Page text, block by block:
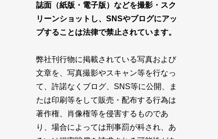
誌面（紙版・電子版）などを撮影・スク
リーンショットし、SNSやブログにアッ
プすることは法律で禁止されています。
弊社刊行物に掲載されている写真および
文章を、写真撮影やスキャン等を行なっ
て、許諾なくブログ、SNS等に公開、ま
たは印刷等をして販売・配布する行為は
著作権、肖像権等を侵害するものであ
り、場合によっては刑事罰が科され、あ